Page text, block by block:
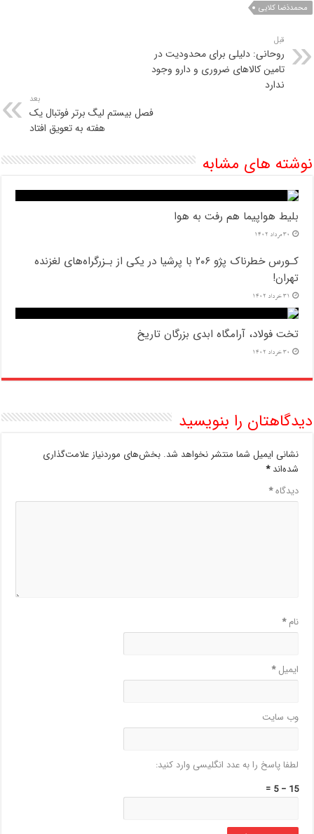
محمدذضا کلایی
قبل
روحانی: دلیلی برای محدودیت در
تامین کالاهای ضروری و دارو وجود
ندارد
بعد
فصل بیستم لیگ برتر فوتبال یک
هفته به تعویق افتاد
نوشته های مشابه
بلیط هواپیما هم رفت به هوا
30 مرداد 1402
کـورس خطرناک پژو ۲۰۶ با پرشیا در یکی از بـزرگراه‌های لغزنده
تهران!
31 خرداد 1402
تخت فولاد، آرامگاه ابدی بزرگان تاریخ
30 خرداد 1402
دیدگاهتان را بنویسید
نشانی ایمیل شما منتشر نخواهد شد. بخش‌های موردنیاز علامت‌گذاری
شده‌اند*
دیدگاه*
نام*
ایمیل*
وب‌ سایت
لطفا پاسخ را به عدد انگلیسی وارد کنید:
15 − 5 =